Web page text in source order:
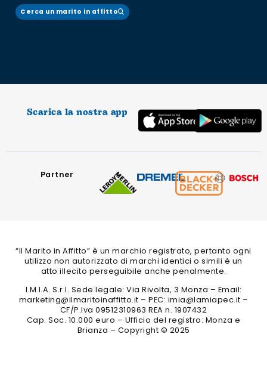
Cerca un marito in affitto
Scarica la nostra app
Partner
“Il Marito in Affitto” è un marchio registrato, pertanto ogni
utilizzo non autorizzato di marchi identici o simili è un
atto illecito perseguibile anche penalmente.
I.M.I.A. S.r.l. Sede legale: Via Rivolta, 3 Monza – Email:
marketing@ilmaritoinaffitto.it – PEC: imia@lamiapec.it –
CF/P.Iva 09512310963 REA n. 1907432
Cap. Soc. 10.000 euro – Ufficio del registro: Monza e
Brianza – Copyright © 2025